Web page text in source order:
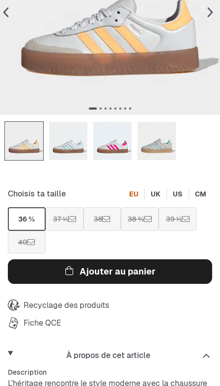
Choisis ta taille EU UK US CM
36 ⅔ 37 ⅓ 38 38 ⅔ 39 ⅓
40
Ajouter au panier
Recyclage des produits
Fiche QCE
À propos de cet article
Description
L'héritage rencontre le style moderne avec la chaussure